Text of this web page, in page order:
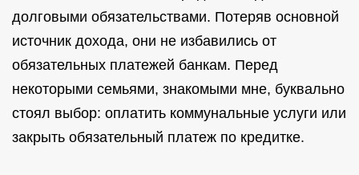
долговыми обязательствами. Потеряв основной
источник дохода, они не избавились от
обязательных платежей банкам. Перед
некоторыми семьями, знакомыми мне, буквально
стоял выбор: оплатить коммунальные услуги или
закрыть обязательный платеж по кредитке.